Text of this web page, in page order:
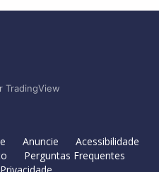
TradingView
Anuncie
Acessibilidade
Perguntas Frequentes